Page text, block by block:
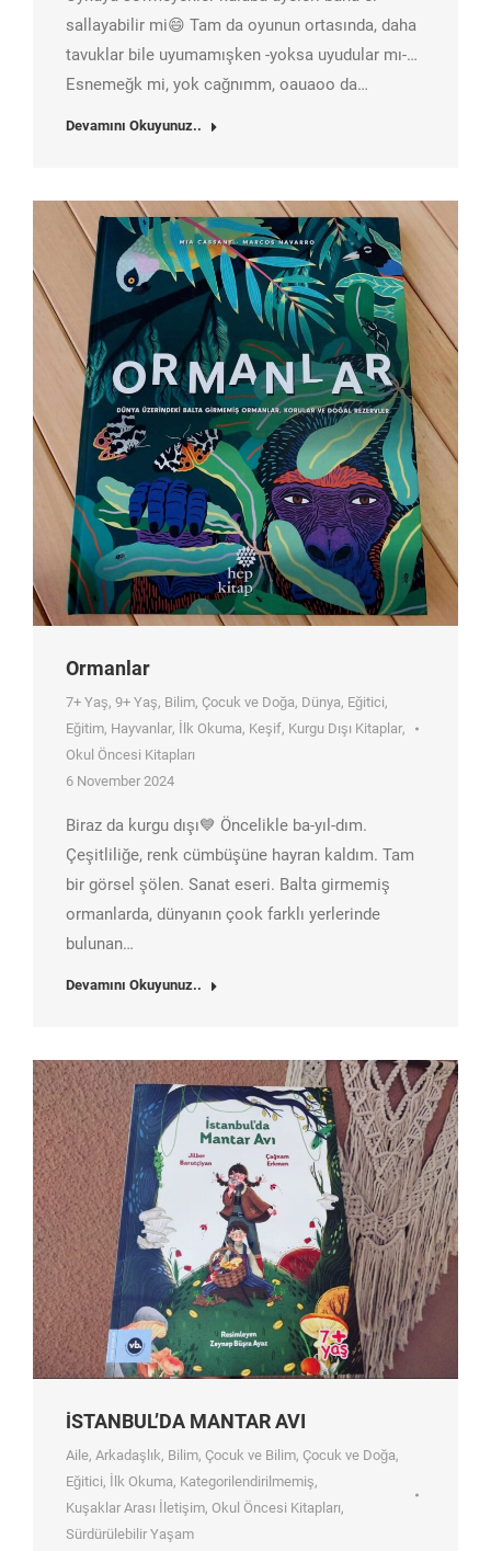
sallayabilir mi😄 Tam da oyunun ortasında, daha
tavuklar bile uyumamışken -yoksa uyudular mı-…
Esnemeğk mi, yok cağnımm, oauaoo da…
Devamını Okuyunuz..
Ormanlar
7+ Yaş, 9+ Yaş, Bilim, Çocuk ve Doğa, Dünya, Eğitici,
Eğitim, Hayvanlar, İlk Okuma, Keşif, Kurgu Dışı Kitaplar,
Okul Öncesi Kitapları
6 November 2024
Biraz da kurgu dışı💙 Öncelikle ba-yıl-dım.
Çeşitliliğe, renk cümbüşüne hayran kaldım. Tam
bir görsel şölen. Sanat eseri. Balta girmemiş
ormanlarda, dünyanın çook farklı yerlerinde
bulunan…
Devamını Okuyunuz..
İSTANBUL’DA MANTAR AVI
Aile, Arkadaşlık, Bilim, Çocuk ve Bilim, Çocuk ve Doğa,
Eğitici, İlk Okuma, Kategorilendirilmemiş,
Kuşaklar Arası İletişim, Okul Öncesi Kitapları,
Sürdürülebilir Yaşam